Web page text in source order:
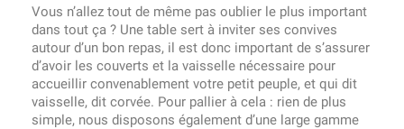
Vous n’allez tout de même pas oublier le plus important
dans tout ça ? Une table sert à inviter ses convives
autour d’un bon repas, il est donc important de s’assurer
d’avoir les couverts et la vaisselle nécessaire pour
accueillir convenablement votre petit peuple, et qui dit
vaisselle, dit corvée. Pour pallier à cela : rien de plus
simple, nous disposons également d’une large gamme